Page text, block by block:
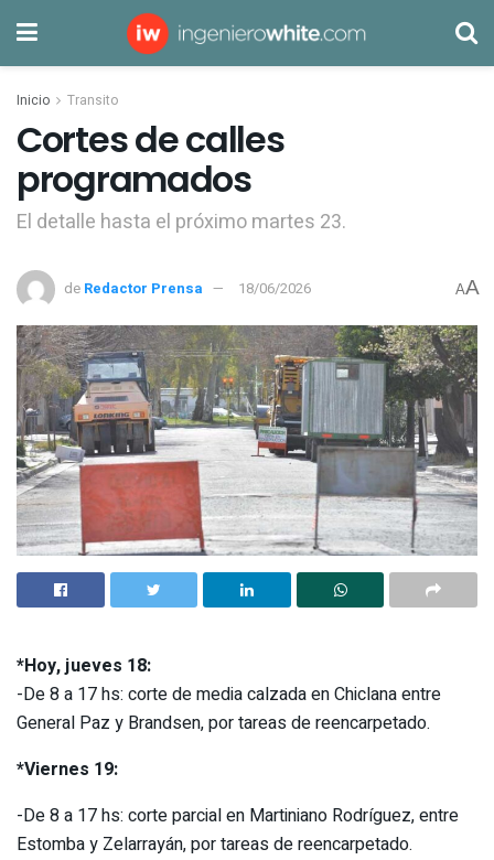
Inicio Transito
Cortes de calles
programados
El detalle hasta el próximo martes 23.
de Redactor Prensa 18/06/2026 AA
*Hoy, jueves 18:
-De 8 a 17 hs: corte de media calzada en Chiclana entre
General Paz y Brandsen, por tareas de reencarpetado.
*Viernes 19:
-De 8 a 17 hs: corte parcial en Martiniano Rodríguez, entre
Estomba y Zelarrayán, por tareas de reencarpetado.